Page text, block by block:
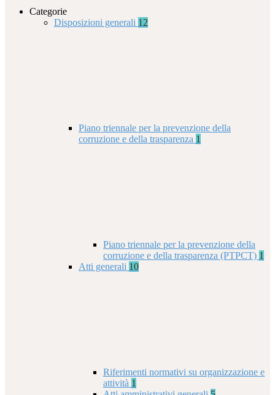
Categorie
Disposizioni generali 12
Piano triennale per la prevenzione della
corruzione e della trasparenza 1
Piano triennale per la prevenzione della
corruzione e della trasparenza (PTPCT) 1
Atti generali 10
Riferimenti normativi su organizzazione e
attività 1